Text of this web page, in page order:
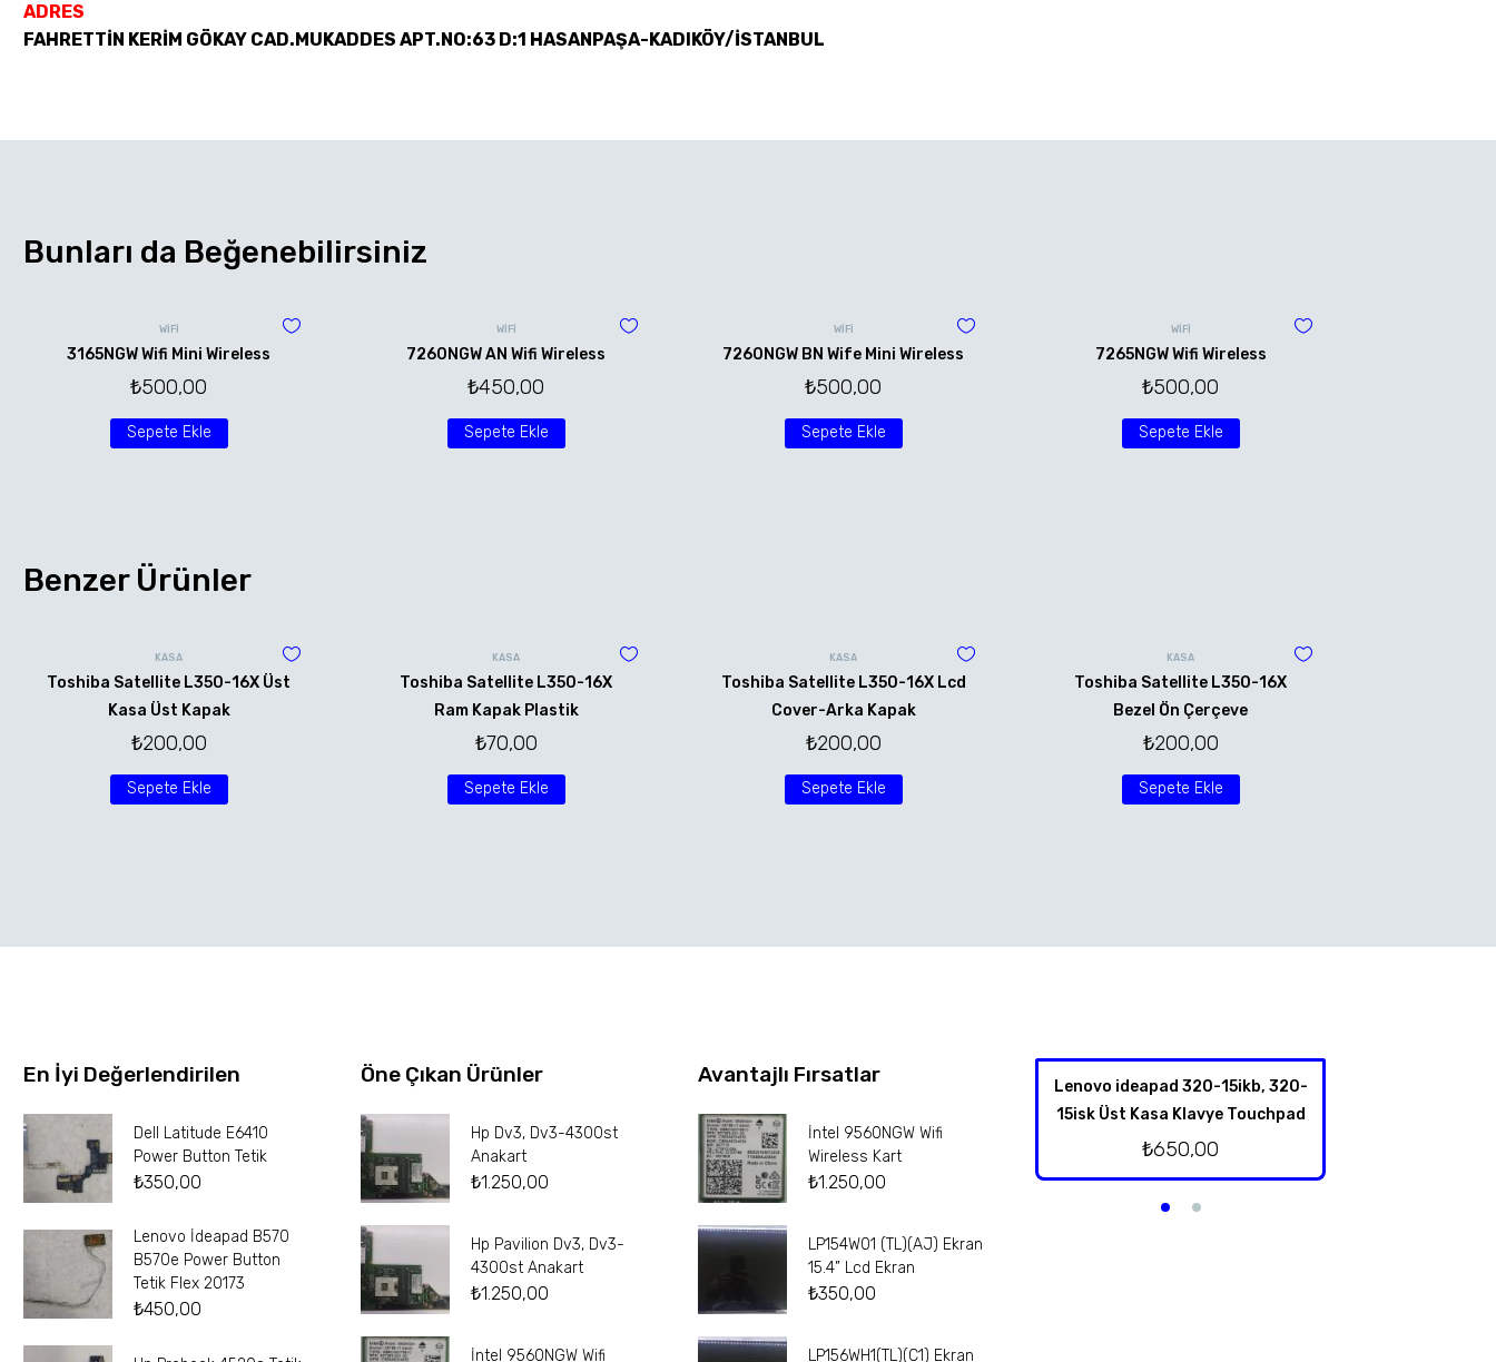
ADRES
FAHRETTİN KERİM GÖKAY CAD.MUKADDES APT.NO:63 D:1 HASANPAŞA-KADIKÖY/İSTANBUL
Bunları da Beğenebilirsiniz
WİFİ
3165NGW Wifi Mini Wireless
₺500,00
Sepete Ekle
WİFİ
7260NGW AN Wifi Wireless
₺450,00
Sepete Ekle
WİFİ
7260NGW BN Wife Mini Wireless
₺500,00
Sepete Ekle
WİFİ
7265NGW Wifi Wireless
₺500,00
Sepete Ekle
Benzer Ürünler
KASA
Toshiba Satellite L350-16X Üst
Kasa Üst Kapak
₺200,00
Sepete Ekle
KASA
Toshiba Satellite L350-16X
Ram Kapak Plastik
₺70,00
Sepete Ekle
KASA
Toshiba Satellite L350-16X Lcd
Cover-Arka Kapak
₺200,00
Sepete Ekle
KASA
Toshiba Satellite L350-16X
Bezel Ön Çerçeve
₺200,00
Sepete Ekle
En İyi Değerlendirilen
Dell Latitude E6410
Power Button Tetik
₺350,00
Lenovo İdeapad B570
B570e Power Button
Tetik Flex 20173
₺450,00
Öne Çıkan Ürünler
Hp Dv3, Dv3-4300st
Anakart
₺1.250,00
Hp Pavilion Dv3, Dv3-
4300st Anakart
₺1.250,00
İntel 9560NGW Wifi
Avantajlı Fırsatlar
İntel 9560NGW Wifi
Wireless Kart
₺1.250,00
LP154W01 (TL)(AJ) Ekran
15.4” Lcd Ekran
₺350,00
LP156WH1(TL)(C1) Ekran
Lenovo ideapad 320-15ikb, 320-
15isk Üst Kasa Klavye Touchpad
₺650,00